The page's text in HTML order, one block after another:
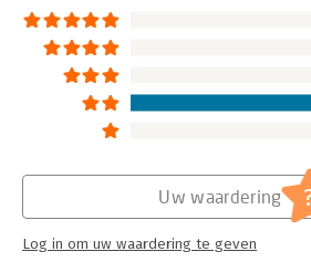
Uw waardering
Log in om uw waardering te geven